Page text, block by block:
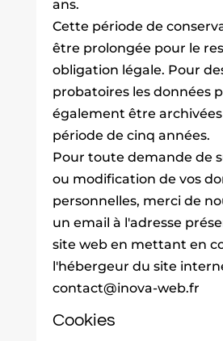
ans.
Cette période de
être prolongée pour le
obligation légale. Pour
probatoires les données
également être
période de cinq années.
Pour toute demande de
ou modification de vos
personnelles, merci de
un email à l'adresse
site web en mettant en
l'hébergeur du site
contact@inova-web.fr
Cookies